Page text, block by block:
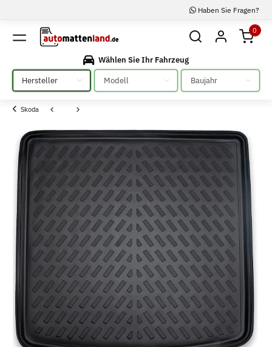
Haben Sie Fragen?
0
Wählen Sie Ihr Fahrzeug
Bitte auswählen
Bitte auswählen Bitte auswählen
Skoda